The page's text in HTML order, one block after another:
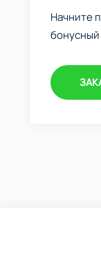
Начните
бонусный